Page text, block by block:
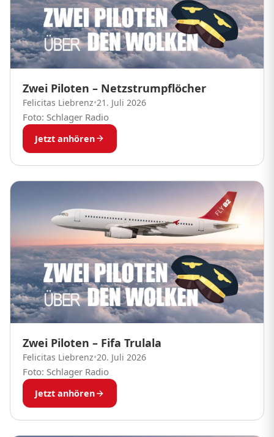
Zwei Piloten – Netzstrumpflöcher
Felicitas Liebrenz•21. Juli 2026
Foto: Schlager Radio
Jetzt anhören
Zwei Piloten – Fifa Trulala
Felicitas Liebrenz•20. Juli 2026
Foto: Schlager Radio
Jetzt anhören